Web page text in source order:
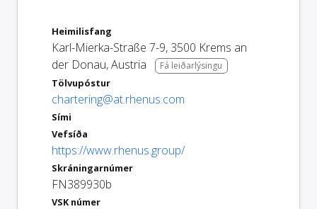
Heimilisfang
Karl-Mierka-Straße 7-9, 3500 Krems an
der Donau,Austria Fá leiðarlýsingu
Tölvupóstur
chartering@at.rhenus.com
Sími
Vefsíða
https://www.rhenus.group/
Skráningarnúmer
FN389930b
VSK númer